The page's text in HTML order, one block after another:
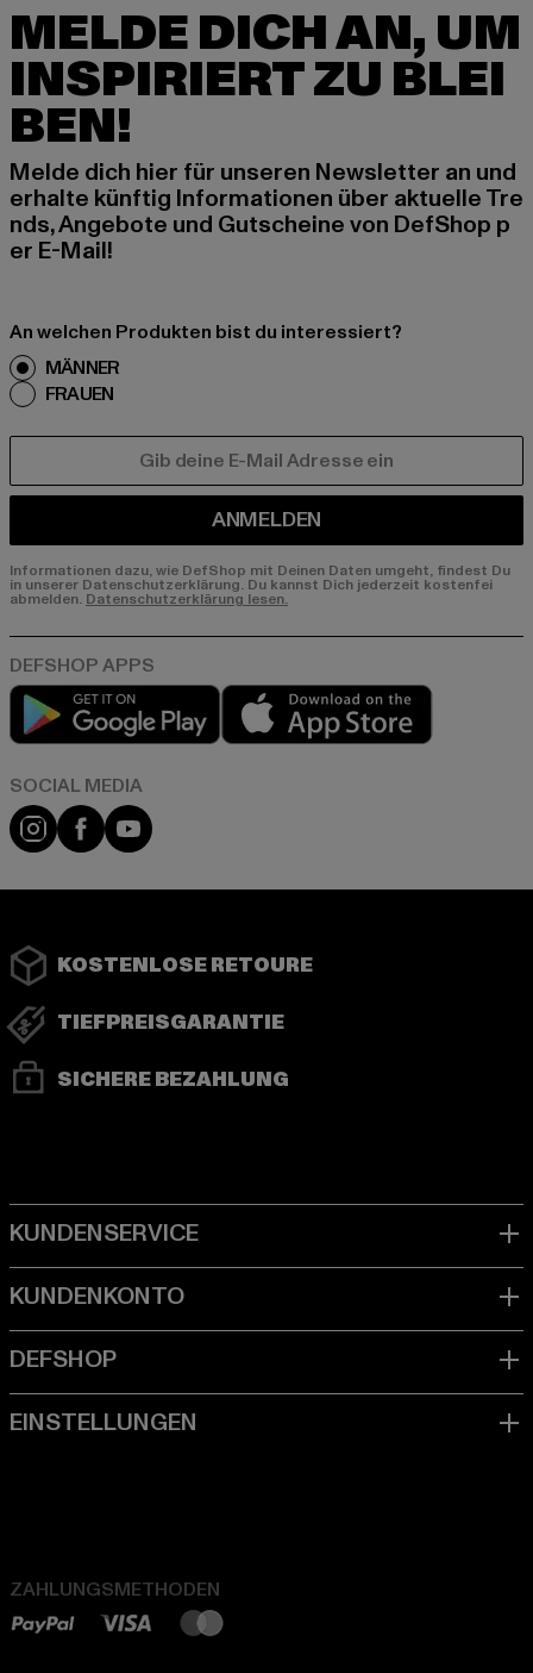
MELDE DICH AN, UM
INSPIRIERT ZU BLEI
BEN!
Melde dich hier für unseren Newsletter an und
erhalte künftig Informationen über aktuelle Tre
nds, Angebote und Gutscheine von DefShop p
er E-Mail!
An welchen Produkten bist du interessiert?
MÄNNER
FRAUEN
ANMELDEN
Informationen dazu, wie DefShop mit Deinen Daten umgeht, findest Du
in unserer Datenschutzerklärung. Du kannst Dich jederzeit kostenfei
abmelden. Datenschutzerklärung lesen.
Play market
Instagram
FacebookYouTube
KOSTENLOSE RETOURE
TIEFPREISGARANTIE
SICHERE BEZAHLUNG
ZAHLUNGSMETHODEN